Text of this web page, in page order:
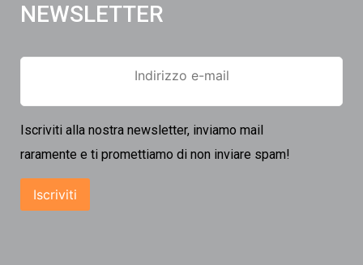
NEWSLETTER
Iscriviti alla nostra newsletter, inviamo mail
raramente e ti promettiamo di non inviare spam!